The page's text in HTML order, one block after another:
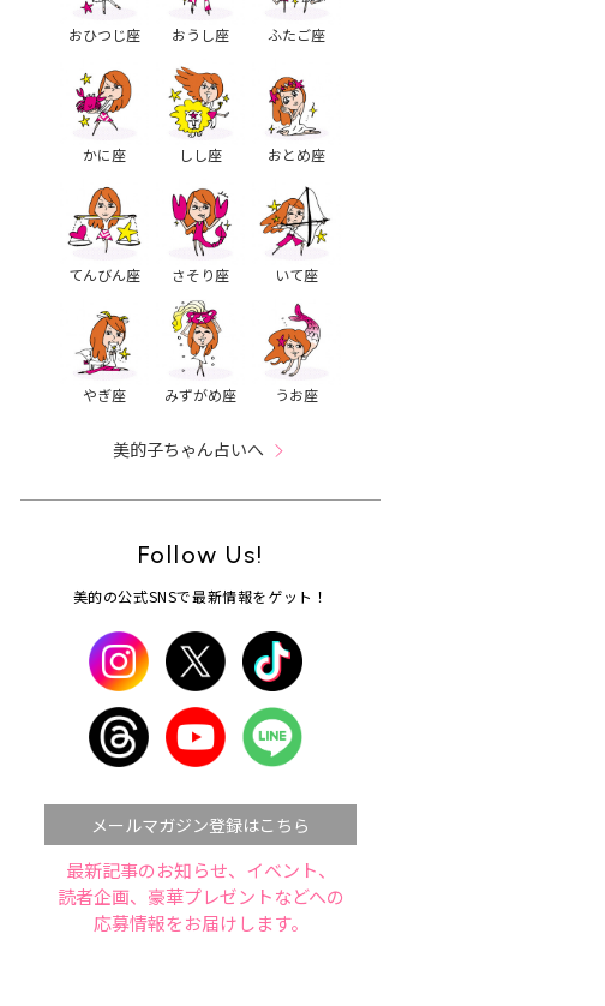
おひつじ座 おうし座 ふたご座
かに座 しし座 おとめ座
てんびん座 さそり座 いて座
やぎ座 みずがめ座 うお座
美的子ちゃん占いへ
Follow Us!
美的の公式SNSで最新情報をゲット！
メールマガジン登録はこちら
最新記事のお知らせ、イベント、
読者企画、豪華プレゼントなどへの
応募情報をお届けします。